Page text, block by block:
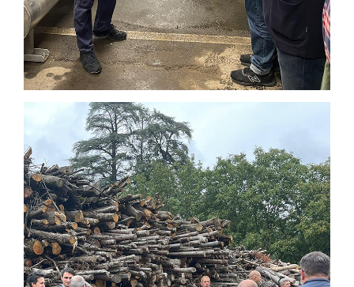
ISCRIVITI ALLA NEWSLETTER